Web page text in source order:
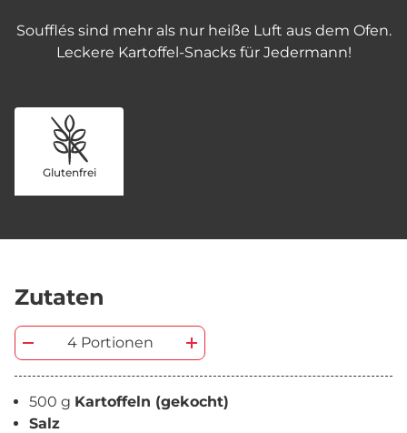
Soufflés sind mehr als nur heiße Luft aus dem Ofen.
Leckere Kartoffel-Snacks für Jedermann!
Glutenfrei
Zutaten
4 Portionen
500 g Kartoffeln (gekocht)
Salz